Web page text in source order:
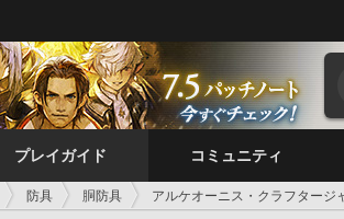
プレイガイド コミュニティ
防具 胴防具 アルケオーニス・クラフタージ